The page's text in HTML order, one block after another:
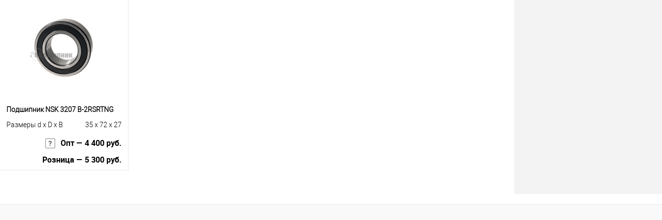
Купить в 1 клик
К сравнению
В избранное
Под заказ
Подшипник NSK 3207 B-2RSRTNG
Размеры d x D x B
35 x 72 x 27
Опт — 4 400 руб.
Розница — 5 300 руб.